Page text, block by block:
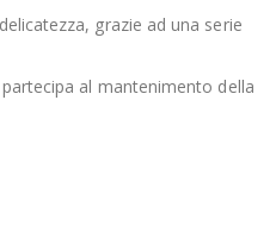
grazie ad una serie
al mantenimento della